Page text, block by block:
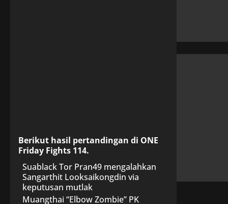
Berikut hasil pertandingan di ONE
Friday Fights 114.
Suablack Tor Pran49 mengalahkan
Sangarthit Looksaikongdin via
keputusan mutlak
Muangthai “Elbow Zombie” PK